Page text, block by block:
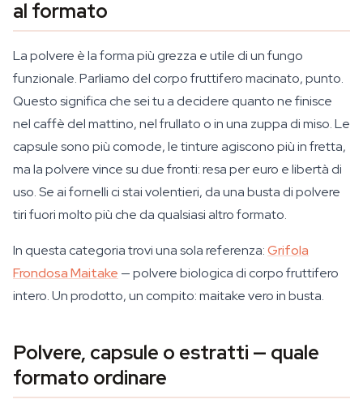
al formato
La polvere è la forma più grezza e utile di un fungo
funzionale. Parliamo del corpo fruttifero macinato, punto.
Questo significa che sei tu a decidere quanto ne finisce
nel caffè del mattino, nel frullato o in una zuppa di miso. Le
capsule sono più comode, le tinture agiscono più in fretta,
ma la polvere vince su due fronti: resa per euro e libertà di
uso. Se ai fornelli ci stai volentieri, da una busta di polvere
tiri fuori molto più che da qualsiasi altro formato.
In questa categoria trovi una sola referenza:Grifola
Frondosa Maitake — polvere biologica di corpo fruttifero
intero. Un prodotto, un compito: maitake vero in busta.
Polvere, capsule o estratti — quale
formato ordinare